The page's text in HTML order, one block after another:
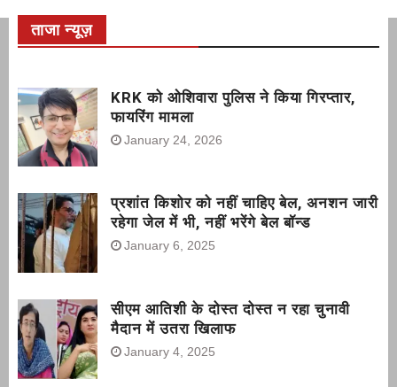
ताजा न्यूज़
KRK को ओशिवारा पुलिस ने किया गिरप्तार,
फायरिंग मामला
January 24, 2026
प्रशांत किशोर को नहीं चाहिए बेल, अनशन जारी
रहेगा जेल में भी, नहीं भरेंगे बेल बॉन्ड
January 6, 2025
सीएम आतिशी के दोस्त दोस्त न रहा चुनावी
मैदान में उतरा खिलाफ
January 4, 2025